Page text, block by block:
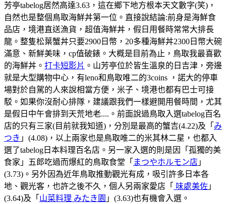
芳亭tabelog居然高達3.63，這在鄉下地方根本天文數字(笑)，
自然也是整個鳥取海鮮丼第一位。直接說結論:前身是海鮮食
品店，境港直送漁貨，超值海鮮丼，假日用餐時常常大排長
龍。整隻松葉蟹丼只要2900日幣，20多種海鮮丼2300日幣大碗
滿意、新鮮美味，cp值破錶。大概是目前為止，鳥取我最喜歡
的海鮮丼。 打卡短影片 。山芳亭位於皆生溫泉的日吉津，旁邊
就是大型購物中心，有leno和鳥取唯二的3coins ，諾大的停車
場對於自駕的人來說相當方便，米子、境港也都有巴士可接
駁。如果你沒耐心排隊，建議跟我們一樣避開用餐時間，尤其
是假日中午會排到天荒地老....。前面說過鳥取入選tabelog百名
店的只有三家(目前就我知道)，分別是最高的蟹吉(4.22)及「 み
つき 」(4.08)，以上兩家也是鳥取唯二的米其林二星，也都入
選了tabelog日本料理百名店。另一家入選的則是因「孤獨的美
食家」五郎吃過而爆紅的鳥取食堂「 まつやホルモン店 」
(3.73)。另外因為近年鳥取推動觀光有成，吸引許多日本各
地、觀光客，也許之後不久，個人另兩家愛店「 味處美佐 」
(3.64)及「 山菜料理 みたき園 」(3.63)也有機會入選。